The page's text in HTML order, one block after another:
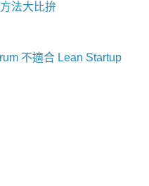
法大比拚
不適合 Lean Startup